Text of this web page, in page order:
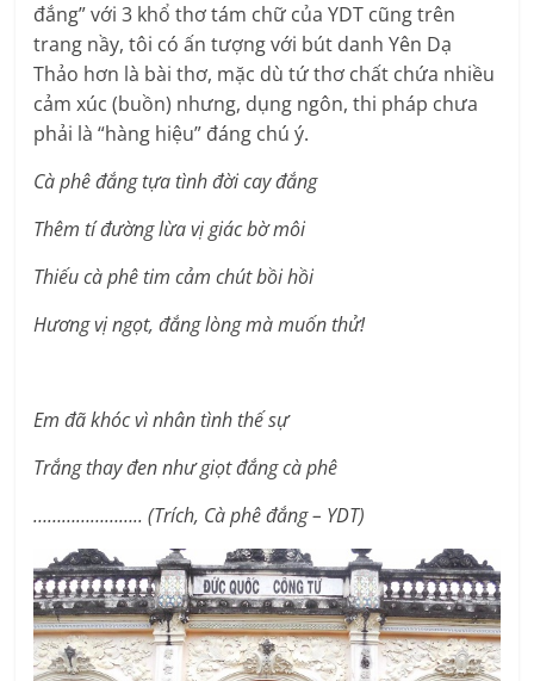
đắng” với 3 khổ thơ tám chữ của YDT cũng trên
trang nầy, tôi có ấn tượng với bút danh Yên Dạ
Thảo hơn là bài thơ, mặc dù tứ thơ chất chứa nhiều
cảm xúc (buồn) nhưng, dụng ngôn, thi pháp chưa
phải là “hàng hiệu” đáng chú ý.
Cà phê đắng tựa tình đời cay đắng
Thêm tí đường lừa vị giác bờ môi
Thiếu cà phê tim cảm chút bồi hồi
Hương vị ngọt, đắng lòng mà muốn thử!
Em đã khóc vì nhân tình thế sự
Trắng thay đen như giọt đắng cà phê
………………….. (Trích, Cà phê đắng – YDT)